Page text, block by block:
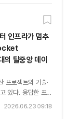
인프라가 멈추
탈중앙 데이
프로젝트의 기술·
있다. 응답한 프로
체인 앱은...
2026.06.23 09:18